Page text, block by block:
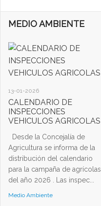
MEDIO AMBIENTE
13-01-2026
CALENDARIO DE
INSPECCIONES
VEHICULOS AGRICOLAS
Desde la Concejalía de
Agricultura se informa de la
distribución del calendario
para la campaña de agrícolas
del año 2026 . Las inspec...
Medio Ambiente